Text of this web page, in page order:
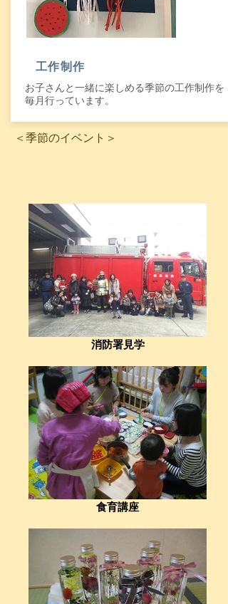
​工作制作
お子さんと一緒に楽しめる季節の工作制作を
毎月行っています。
​＜季節のイベント＞
消防署見学
食育講座